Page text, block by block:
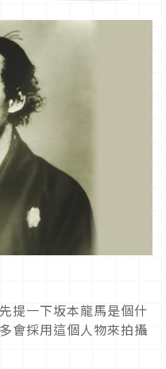
提一下坂本龍馬是個什
會採用這個人物來拍攝